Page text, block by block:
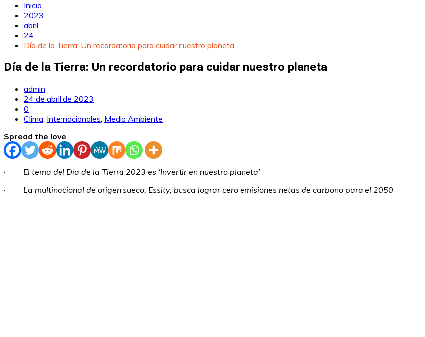
Inicio
2023
abril
24
Día de la Tierra: Un recordatorio para cuidar nuestro planeta
Día de la Tierra: Un recordatorio para cuidar nuestro planeta
admin
24 de abril de 2023
0
Clima Internacionales Medio Ambiente
Spread the love
· El tema del Día de la Tierra 2023 es ‘Invertir en nuestro planeta’
· La multinacional de origen sueco, Essity, busca lograr cero emisiones netas de carbono para el 2050